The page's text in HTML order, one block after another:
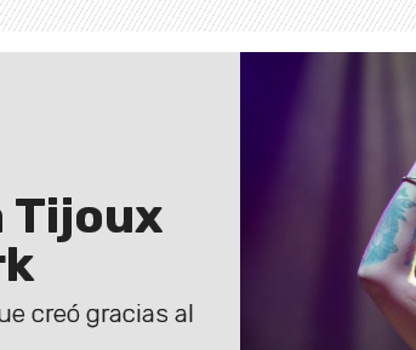
Tijoux
creó gracias al